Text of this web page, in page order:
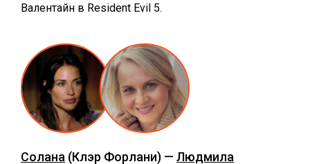
Валентайн в Resident Evil 5.
Солана (Клэр Форлани) — Людмила